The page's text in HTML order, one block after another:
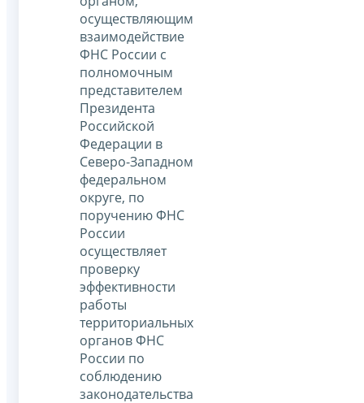
осуществляющим
взаимодействие
ФНС России с
полномочным
представителем
Президента
Российской
Федерации в
Северо-Западном
федеральном
округе, по
поручению ФНС
России
осуществляет
проверку
эффективности
работы
территориальных
органов ФНС
России по
соблюдению
законодательства